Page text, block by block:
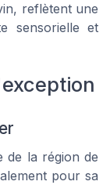
reflètent une
sensorielle et
de la région de
pour sa